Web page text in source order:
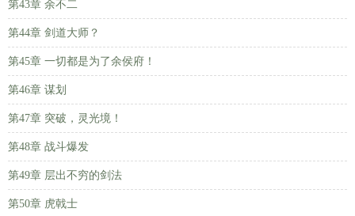
第43章 余不二
第44章 剑道大师？
第45章 一切都是为了余侯府！
第46章 谋划
第47章 突破，灵光境！
第48章 战斗爆发
第49章 层出不穷的剑法
第50章 虎戟士